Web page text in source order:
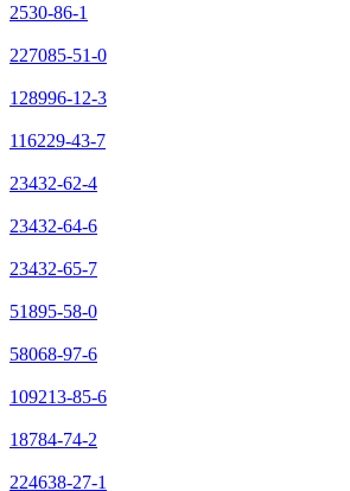
2530-86-1
227085-51-0
128996-12-3
116229-43-7
23432-62-4
23432-64-6
23432-65-7
51895-58-0
58068-97-6
109213-85-6
18784-74-2
224638-27-1